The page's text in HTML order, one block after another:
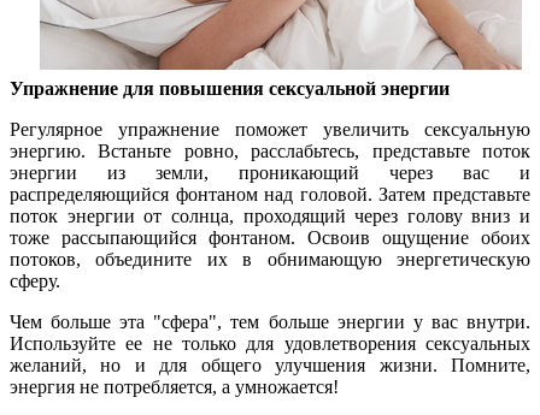
Упражнение для повышения сексуальной энергии
Регулярное упражнение поможет увеличить сексуальную
энергию. Встаньте ровно, расслабьтесь, представьте поток
энергии из земли, проникающий через вас и
распределяющийся фонтаном над головой. Затем представьте
поток энергии от солнца, проходящий через голову вниз и
тоже рассыпающийся фонтаном. Освоив ощущение обоих
потоков, объедините их в обнимающую энергетическую
сферу.
Чем больше эта "сфера", тем больше энергии у вас внутри.
Используйте ее не только для удовлетворения сексуальных
желаний, но и для общего улучшения жизни. Помните,
энергия не потребляется, а умножается!